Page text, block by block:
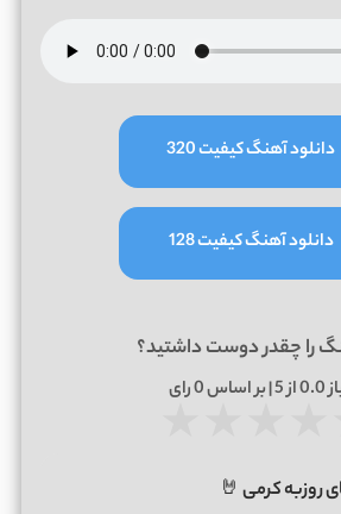
دانلود آهنگ کیفیت 320
دانلود آهنگ کیفیت 128
را چقدر دوست داشتید؟
0.0از 5 | بر اساس 0رای
روزبه کرمی 🤘